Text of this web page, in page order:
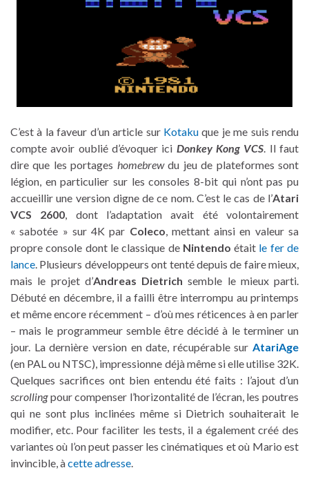
C’est à la faveur d’un article sur Kotakuque je me suis rendu
compte avoir oublié d’évoquer ici Donkey Kong VCS . Il faut
dire que les portages homebrewdu jeu de plateformes sont
légion, en particulier sur les consoles 8-bit qui n’ont pas pu
accueillir une version digne de ce nom. C’est le cas de l’Atari
VCS 2600 , dont l’adaptation avait été volontairement
« sabotée » sur 4K par Coleco , mettant ainsi en valeur sa
propre console dont le classique de Nintendo était le fer de
lance . Plusieurs développeurs ont tenté depuis de faire mieux,
mais le projet d’Andreas Dietrich semble le mieux parti.
Débuté en décembre, il a failli être interrompu au printemps
et même encore récemment – d’où mes réticences à en parler
– mais le programmeur semble être décidé à le terminer un
jour. La dernière version en date, récupérable sur AtariAge
(en PAL ou NTSC), impressionne déjà même si elle utilise 32K.
Quelques sacrifices ont bien entendu été faits : l’ajout d’un
scrollingpour compenser l’horizontalité de l’écran, les poutres
qui ne sont plus inclinées même si Dietrich souhaiterait le
modifier, etc. Pour faciliter les tests, il a également créé des
variantes où l’on peut passer les cinématiques et où Mario est
invincible, àcette adresse